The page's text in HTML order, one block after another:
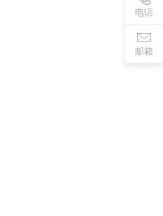
电话
邮箱